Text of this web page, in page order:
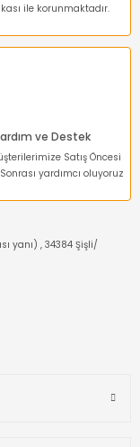
ile korunmaktadır.
ve Destek
Satış Öncesi
yardımcı oluyoruz
yanı) , 34384 Şişli/